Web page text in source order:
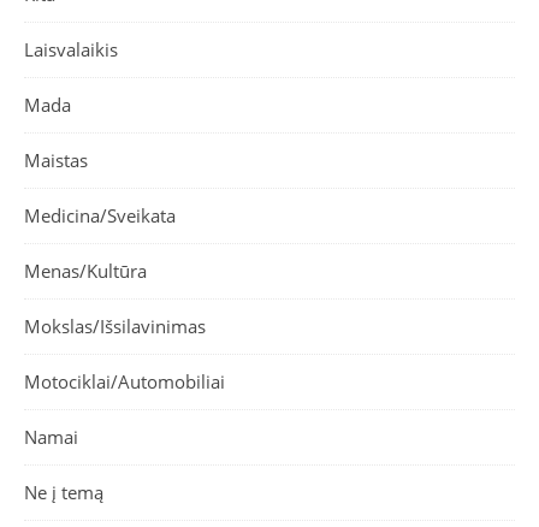
Laisvalaikis
Mada
Maistas
Medicina/Sveikata
Menas/Kultūra
Mokslas/Išsilavinimas
Motociklai/Automobiliai
Namai
Ne į temą